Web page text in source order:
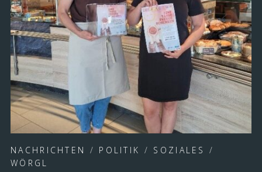
NACHRICHTEN / POLITIK / SOZIALES
/
WÖRGL